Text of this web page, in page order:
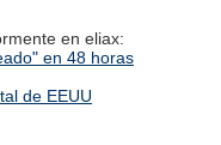
en eliax:
en 48 horas
de EEUU